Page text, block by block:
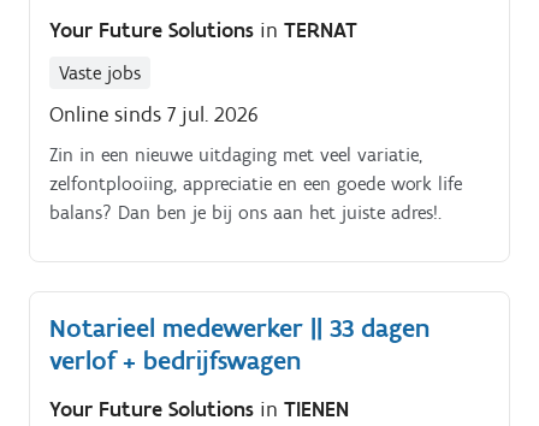
Your Future Solutions in TERNAT
Vaste jobs
Online sinds 7 jul. 2026
Zin in een nieuwe uitdaging met veel variatie,
zelfontplooiing, appreciatie en een goede work life
balans? Dan ben je bij ons aan het juiste adres!.
Notarieel medewerker || 33 dagen
verlof + bedrijfswagen
Your Future Solutions in TIENEN